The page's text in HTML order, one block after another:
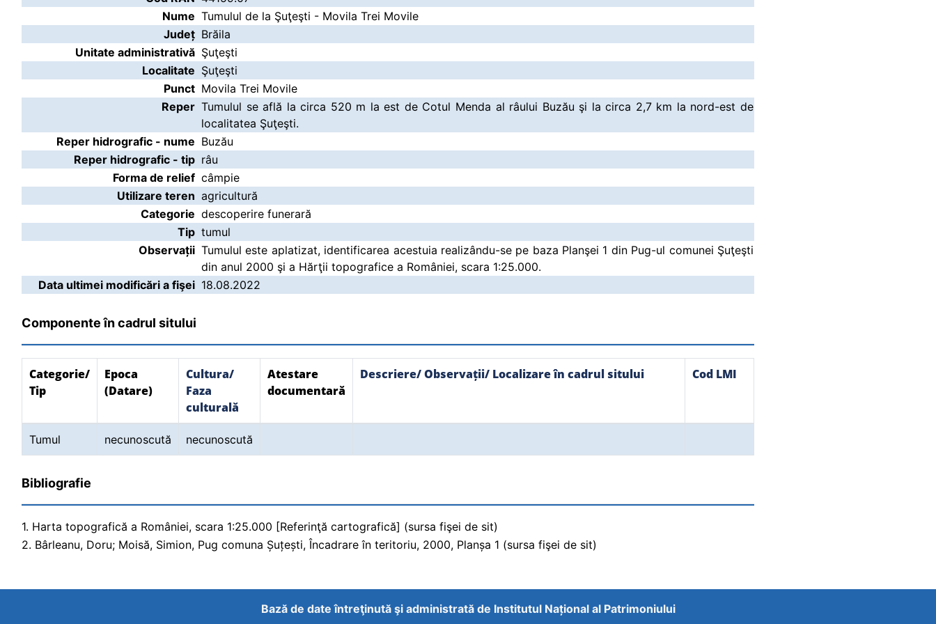
Nume Tumulul de la Şuţeşti - Movila Trei Movile
Județ Brăila
Unitate administrativă Şuţeşti
Localitate Şuţeşti
Punct Movila Trei Movile
Reper Tumulul se află la circa 520 m la est de Cotul Menda al râului Buzău şi la circa 2,7 km la nord-est de
localitatea Şuţeşti.
Reper hidrografic - nume Buzău
Reper hidrografic - tip râu
Forma de relief câmpie
Utilizare teren agricultură
Categorie descoperire funerară
Tip tumul
Observații Tumulul este aplatizat, identificarea acestuia realizându-se pe baza Planşei 1 din Pug-ul comunei Şuţeşti
din anul 2000 şi a Hărţii topografice a României, scara 1:25.000.
Data ultimei modificări a fişei 18.08.2022
Componente în cadrul sitului
Categorie/
Tip
Epoca
(Datare)
Cultura/
Faza
culturală
Atestare
documentară
Descriere/ Observații/ Localizare în cadrul sitului Cod LMI
Tumul necunoscută necunoscută
Bibliografie
1. Harta topografică a României, scara 1:25.000 [Referinţă cartografică] (sursa fişei de sit)
2. Bârleanu, Doru; Moisă, Simion, Pug comuna Șuțești, Încadrare în teritoriu, 2000, Planșa 1 (sursa fişei de sit)
Bază de date întreţinută şi administrată de Institutul Național al Patrimoniului